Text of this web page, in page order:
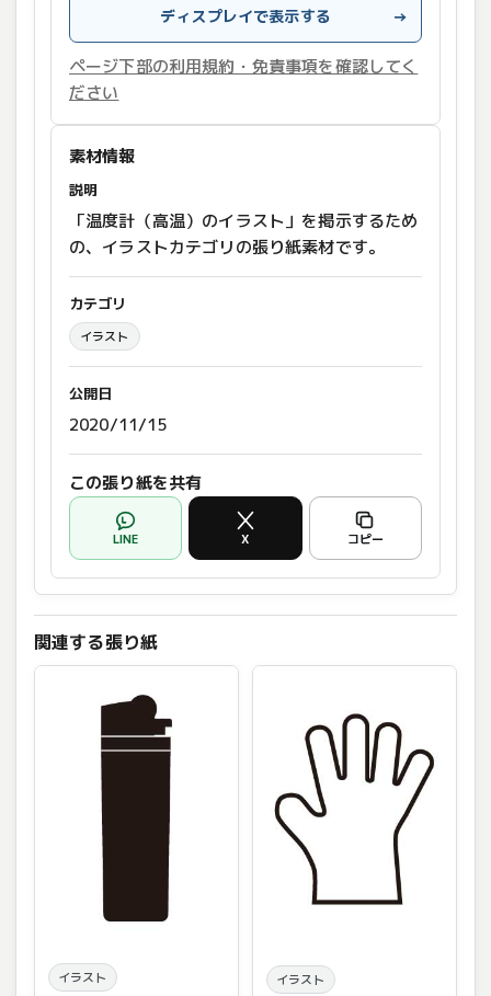
ディスプレイで表示する →
ページ下部の利用規約・免責事項を確認してく
ださい
素材情報
説明
「温度計（高温）のイラスト」を掲示するため
の、イラストカテゴリの張り紙素材です。
カテゴリ
イラスト
公開日
2020/11/15
この張り紙を共有
LINE X コピー
関連する張り紙
イラスト イラスト